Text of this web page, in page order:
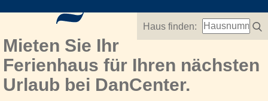
Haus finden:
Mieten Sie Ihr
Ferienhaus für Ihren nächsten
Urlaub bei DanCenter.